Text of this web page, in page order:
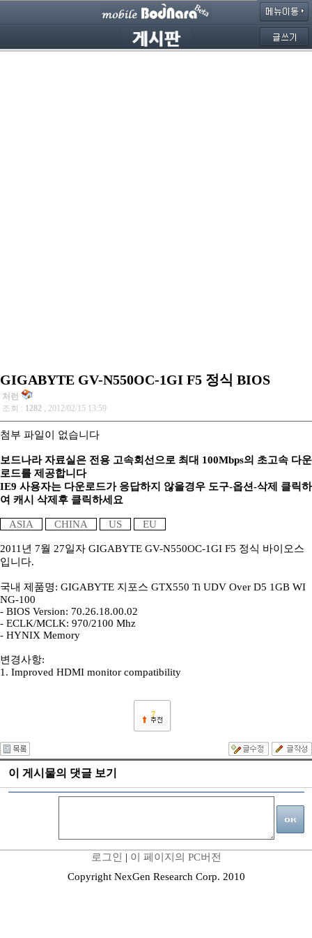
GIGABYTE GV-N550OC-1GI F5 정식 BIOS
처런
조회 : 1282 , 2012/02/15 13:59
첨부 파일이 없습니다
보드나라 자료실은 전용 고속회선으로 최대 100Mbps의 초고속 다운
로드를 제공합니다
IE9 사용자는 다운로드가 응답하지 않을경우 도구-옵션-삭제 클릭하
여 캐시 삭제후 클릭하세요
ASIA CHINA US EU
2011년 7월 27일자 GIGABYTE GV-N550OC-1GI F5 정식 바이오스
입니다.
국내 제품명: GIGABYTE 지포스 GTX550 Ti UDV Over D5 1GB WI
NG-100
- BIOS Version: 70.26.18.00.02
- ECLK/MCLK: 970/2100 Mhz
- HYNIX Memory
변경사항:
1. Improved HDMI monitor compatibility
7
이 게시물의 댓글 보기
로그인 | 이 페이지의 PC버전
Copyright NexGen Research Corp. 2010